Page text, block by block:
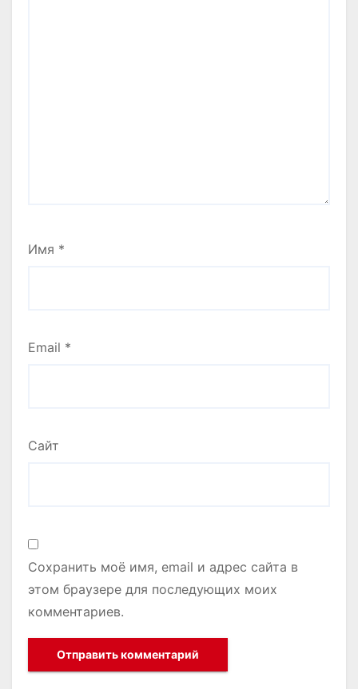
Имя *
Email *
Сайт
Сохранить моё имя, email и адрес сайта в
этом браузере для последующих моих
комментариев.